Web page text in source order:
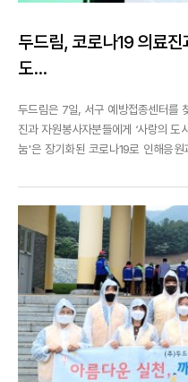
두드림, 코로나19 의료진
도...
두드림은 7일, 서구 예방접종센터를
진과 자원봉사자분들에게 ‘사랑의
눔'은 장기화된 코로나19로 인해응
의료진 및 자원봉사행정인력, 서구
백신을 맞기 위해 방문하신 수 많은